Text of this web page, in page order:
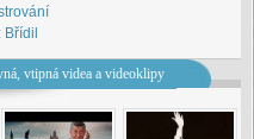
vtipná videa a videoklipy